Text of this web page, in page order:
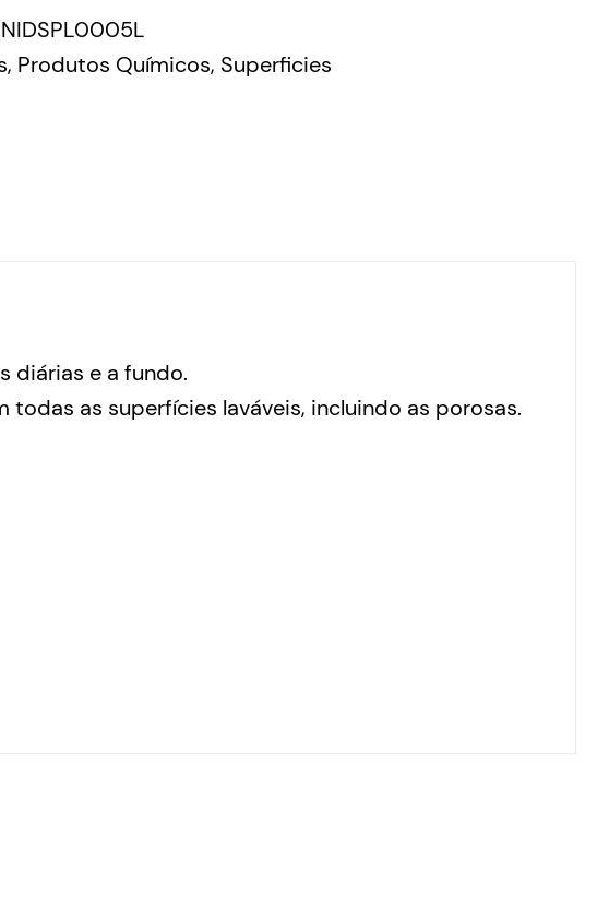
, Produtos Químicos, Superficies
diárias e a fundo.
as superfícies laváveis, incluindo as porosas.